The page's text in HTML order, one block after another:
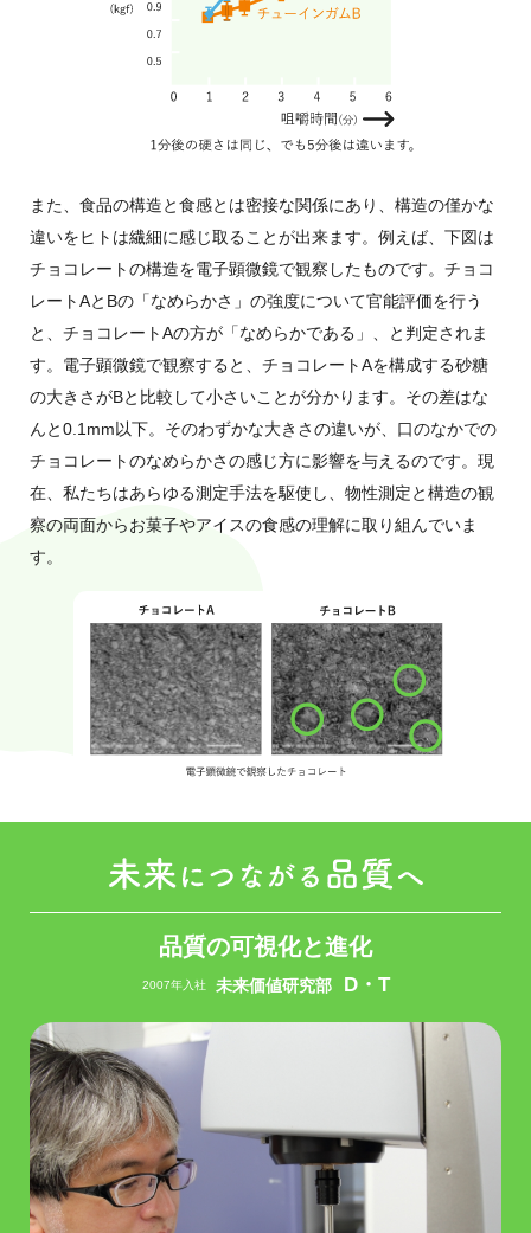
また、食品の構造と食感とは密接な関係にあり、構造の僅かな
違いをヒトは繊細に感じ取ることが出来ます。例えば、下図は
チョコレートの構造を電子顕微鏡で観察したものです。チョコ
レートAとBの「なめらかさ」の強度について官能評価を行う
と、チョコレートAの方が「なめらかである」、と判定されま
す。電子顕微鏡で観察すると、チョコレートAを構成する砂糖
の大きさがBと比較して小さいことが分かります。その差はな
んと0.1mm以下。そのわずかな大きさの違いが、口のなかでの
チョコレートのなめらかさの感じ方に影響を与えるのです。現
在、私たちはあらゆる測定手法を駆使し、物性測定と構造の観
察の両面からお菓子やアイスの食感の理解に取り組んでいま
す。
品質の可視化と進化
2007年入社 未来価値研究部 D・T